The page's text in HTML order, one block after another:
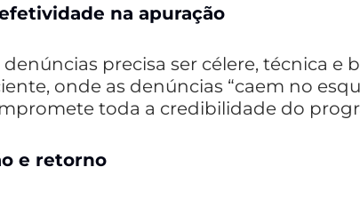
na apuração
precisa ser célere, técnica e
onde as denúncias “caem no
toda a credibilidade do
e retorno